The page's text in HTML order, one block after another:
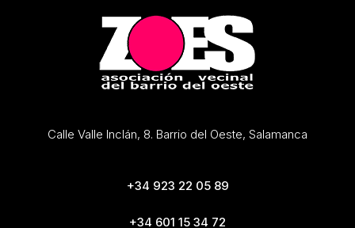
Calle Valle Inclán, 8. Barrio del Oeste, Salamanca
+34 923 22 05 89
+34 601 15 34 72